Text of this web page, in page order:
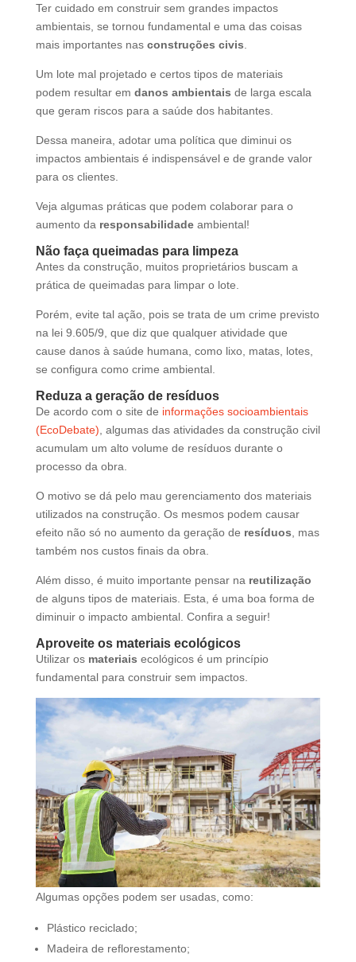
t
b
l
n
k
Ter cuidado em construir sem grandes impactos
ambientais, se tornou fundamental e uma das coisas
mais importantes nas construções civis
Um lote mal projetado e certos tipos de materiais
podem resultar em danos ambientais de larga escala
que geram riscos para a saúde dos habitantes.
Dessa maneira, adotar uma política que diminui os
impactos ambientais é indispensável e de grande valor
para os clientes.
Veja algumas práticas que podem colaborar para o
aumento da responsabilidade ambiental!
Não faça queimadas para limpeza
Antes da construção, muitos proprietários buscam a
prática de queimadas para limpar o lote.
Porém, evite tal ação, pois se trata de um crime previsto
na lei 9.605/9, que diz que qualquer atividade que
cause danos à saúde humana, como lixo, matas, lotes,
se configura como crime ambiental.
Reduza a geração de resíduos
De acordo com o site de informações socioambientais
(EcoDebate) , algumas das atividades da construção civil
acumulam um alto volume de resíduos durante o
processo da obra.
O motivo se dá pelo mau gerenciamento dos materiais
utilizados na construção. Os mesmos podem causar
efeito não só no aumento da geração de resíduos , mas
também nos custos finais da obra.
Além disso, é muito importante pensar na reutilização
de alguns tipos de materiais. Esta, é uma boa forma de
diminuir o impacto ambiental. Confira a seguir!
Aproveite os materiais ecológicos
Utilizar os materiais ecológicos é um princípio
fundamental para construir sem impactos.
Algumas opções podem ser usadas, como:
Plástico reciclado;
Madeira de reflorestamento;